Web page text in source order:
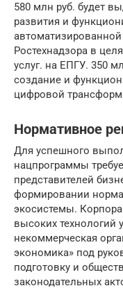
580 млн руб. будет
развития и
Ростехнадзора в
услуг. на ЕПГУ. 350
создание и
цифровой
Нормативное
Для успешного
нацпрограммы
представителей
формировании
экосистемы.
высоких технологий
некоммерческая
экономика» под
подготовку и
законодательных